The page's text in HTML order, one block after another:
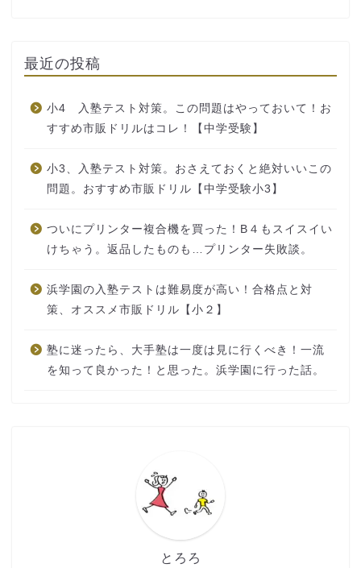
最近の投稿
小4 入塾テスト対策。この問題はやっておいて！お
すすめ市販ドリルはコレ！【中学受験】
小3、入塾テスト対策。おさえておくと絶対いいこの
問題。おすすめ市販ドリル【中学受験小3】
ついにプリンター複合機を買った！B４もスイスイい
けちゃう。返品したものも…プリンター失敗談。
浜学園の入塾テストは難易度が高い！合格点と対
策、オススメ市販ドリル【小２】
塾に迷ったら、大手塾は一度は見に行くべき！一流
を知って良かった！と思った。浜学園に行った話。
とろろ